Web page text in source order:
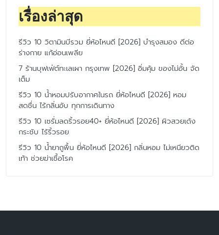
เรื่องล่าสุด
รีวิว 10 วิตามินบีรวม ยี่ห้อไหนดี [2026] บำรุงสมอง ดีต่อ
ร่างกาย แก้อ่อนเพลีย
7 ร้านบุฟเฟ่ต์ทะเลเผา กรุงเทพ [2026] อิ่มคุ้ม ของไม่อั้น จัด
เต็ม
รีวิว 10 น้ำหอมปรับอากาศในรถ ยี่ห้อไหนดี [2026] หอม
สดชื่น ไร้กลิ่นอับ ทุกการเดินทาง
รีวิว 10 เซรั่มลดริ้วรอย40+ ยี่ห้อไหนดี [2026] ผิวสวยเด้ง
กระชับ ไร้ริ้วรอย
รีวิว 10 น้ำยาถูพื้น ยี่ห้อไหนดี [2026] กลิ่นหอม ไม่เหนียวติด
เท้า ช่วยฆ่าเชื้อโรค